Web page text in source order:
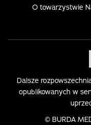
O towarzystwie
Dalsze
opublikowanych w
© BURDA